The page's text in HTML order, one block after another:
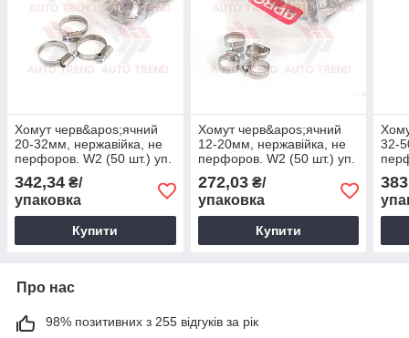
Хомут черв&apos;ячний
20-32мм, нержавійка, не
перфоров. W2 (50 шт.) уп.
342,34 ₴/
упаковка
Купити
Хомут черв&apos;ячний
12-20мм, нержавійка, не
перфоров. W2 (50 шт.) уп.
272,03₴/
упаковка
Купити
32-
Про нас
98% позитивних з 255 відгуків за рік